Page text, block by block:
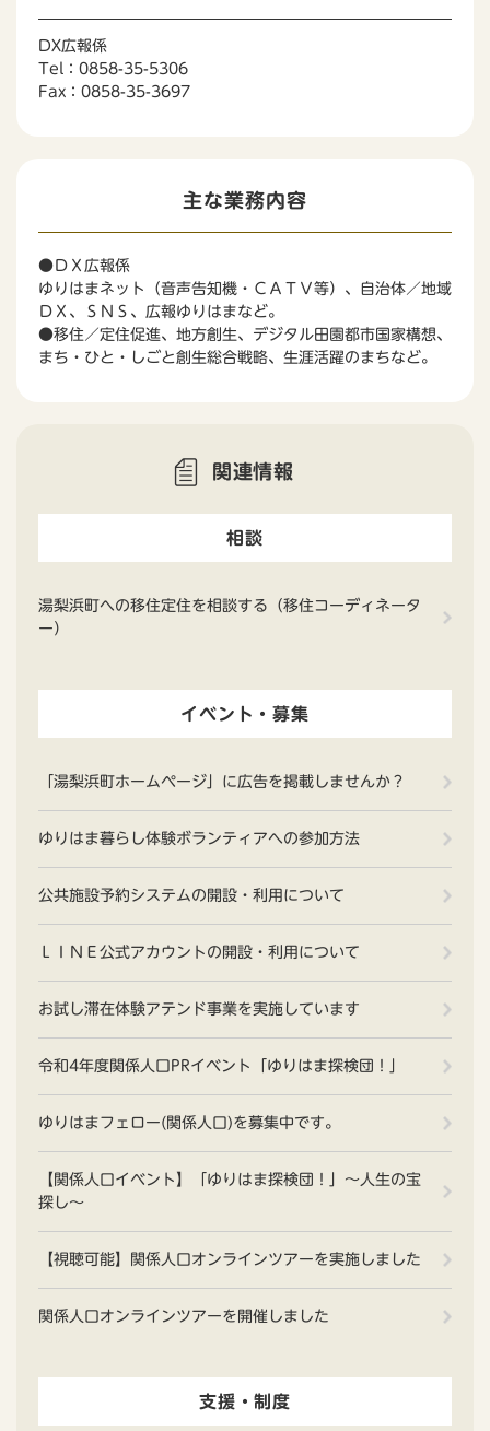
DX広報係
Tel：0858-35-5306
Fax：0858-35-3697
主な業務内容
●ＤＸ広報係
ゆりはまネット（音声告知機・ＣＡＴＶ等）、自治体／地域
ＤＸ、ＳＮＳ、広報ゆりはまなど。
●移住／定住促進、地方創生、デジタル田園都市国家構想、
まち・ひと・しごと創生総合戦略、生涯活躍のまちなど。
関連情報
相談
湯梨浜町への移住定住を相談する（移住コーディネータ
ー）
イベント・募集
「湯梨浜町ホームページ」に広告を掲載しませんか？
ゆりはま暮らし体験ボランティアへの参加方法
公共施設予約システムの開設・利用について
ＬＩＮＥ公式アカウントの開設・利用について
お試し滞在体験アテンド事業を実施しています
令和4年度関係人口PRイベント「ゆりはま探検団！」
ゆりはまフェロー(関係人口)を募集中です。
【関係人口イベント】「ゆりはま探検団！」～人生の宝
探し～
【視聴可能】関係人口オンラインツアーを実施しました
関係人口オンラインツアーを開催しました
支援・制度